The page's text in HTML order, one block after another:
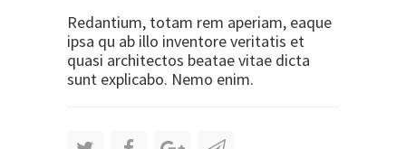
Redantium, totam rem aperiam, eaque
ipsa qu ab illo inventore veritatis et
quasi architectos beatae vitae dicta
sunt explicabo. Nemo enim.